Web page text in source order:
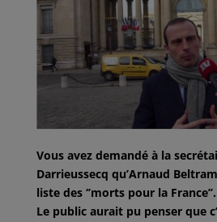
Vous avez demandé à la
Darrieussecq qu’Arnaud
liste des ‘’morts pour la France’’.
Le public aurait pu penser que